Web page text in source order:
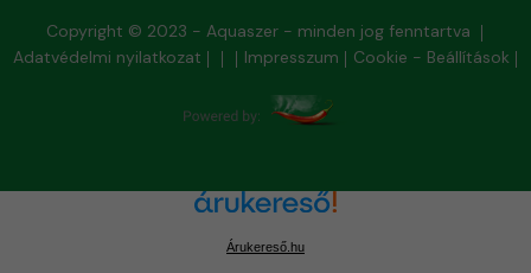
Copyright © 2023 - Aquaszer - minden jog fenntartva
Adatvédelmi nyilatkozat
Impresszum Cookie - Beállítások
Árukereső.hu